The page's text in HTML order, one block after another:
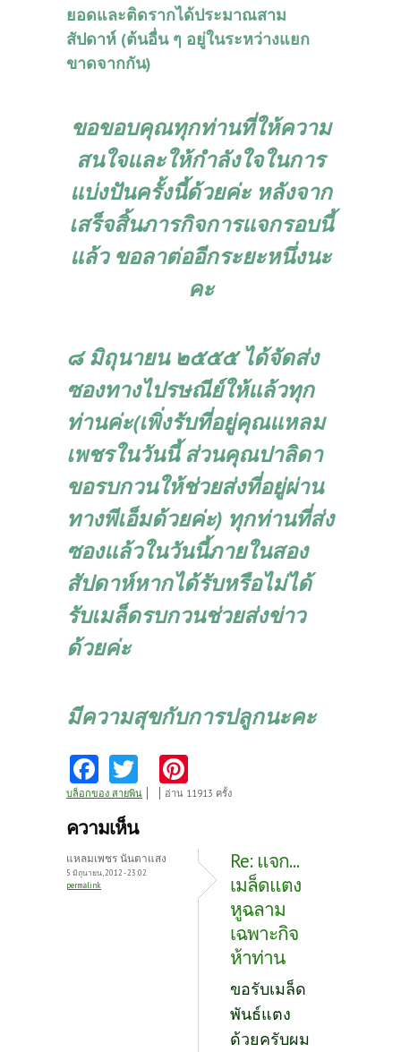
ยอดและติดรากได้ประมาณสาม
สัปดาห์ (ต้นอื่น ๆ อยู่ในระหว่างแยก
ขาดจากกัน)
ขอขอบคุณทุกท่านที่ให้ความ
สนใจและให้กำลังใจในการ
แบ่งปันครั้งนี้ด้วยค่ะ หลังจาก
เสร็จสิ้นภารกิจการแจกรอบนี้
แล้ว ขอลาต่ออีกระยะหนึ่งนะ
คะ
๘ มิถุนายน ๒๕๕๕ ได้จัดส่ง
ซองทางไปรษณีย์ให้แล้วทุก
ท่านค่ะ(เพิ่งรับที่อยู่คุณแหลม
เพชรในวันนี้ ส่วนคุณปาลิดา
ขอรบกวนให้ช่วยส่งที่อยู่ผ่าน
ทางพีเอ็มด้วยค่ะ) ทุกท่านที่ส่ง
ซองแล้วในวันนี้ภายในสอง
สัปดาห์หากได้รับหรือไม่ได้
รับเมล็ดรบกวนช่วยส่งข่าว
ด้วยค่ะ
มีความสุขกับการปลูกนะคะ
Fa
ce
b
o
o
w
itt
er
nt
es
บล็อกของ สายพิน อ่าน 11913 ครั้ง
ความเห็น
แหลมเพชร นันตาแสง
5 มิถุนายน, 2012 - 23:02
permalink
Re: แจก...
เมล็ดแตง
หูฉลาม
เฉพาะกิจ
ห้าท่าน
ขอรับเมล็ด
พันธ์แตง
ด้วยครับผม